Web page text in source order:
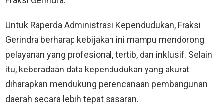
Untuk Raperda Administrasi Kependudukan, Fraksi
Gerindra berharap kebijakan ini mampu mendorong
pelayanan yang profesional, tertib, dan inklusif. Selain
itu, keberadaan data kependudukan yang akurat
diharapkan mendukung perencanaan pembangunan
daerah secara lebih tepat sasaran.